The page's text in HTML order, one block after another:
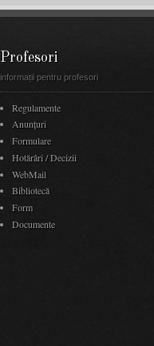
Profesori
informații pentru profesori
Regulamente
Anunţuri
Formulare
Hotărâri / Decizii
WebMail
Bibliotecă
Form
Documente